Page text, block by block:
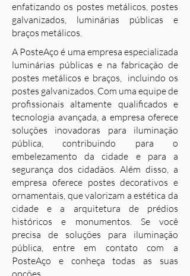
enfatizando os postes metálicos, postes
galvanizados, luminárias públicas e
braços metálicos.
A PosteAço é uma empresa especializada
luminárias públicas e na fabricação de
postes metálicos e braços, incluindo os
postes galvanizados. Com uma equipe de
profissionais altamente qualificados e
tecnologia avançada, a empresa oferece
soluções inovadoras para iluminação
pública, contribuindo para o
embelezamento da cidade e para a
segurança dos cidadãos. Além disso, a
empresa oferece postes decorativos e
ornamentais, que valorizam a estética da
cidade e a arquitetura de prédios
históricos e monumentos. Se você
precisa de soluções para iluminação
pública, entre em contato com a
PosteAço e conheça todas as suas
opções.